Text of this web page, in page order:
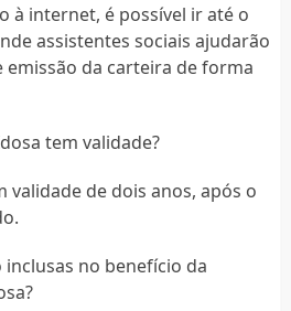
à internet, é possível ir até o
assistentes sociais ajudarão
emissão da carteira de forma
tem validade?
validade de dois anos, após o
inclusas no benefício da